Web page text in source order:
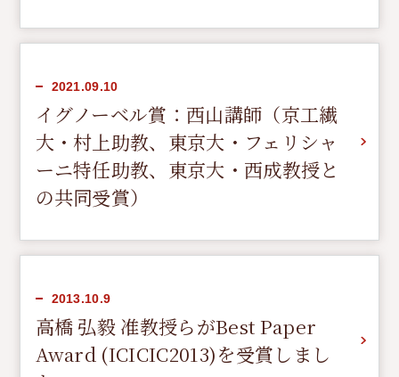
アクセス
English
2021.09.10
イグノーベル賞：西山講師（京工繊
大・村上助教、東京大・フェリシャ
ーニ特任助教、東京大・西成教授と
の共同受賞）
2013.10.9
高橋 弘毅 准教授らがBest Paper
Award (ICICIC2013)を受賞しまし